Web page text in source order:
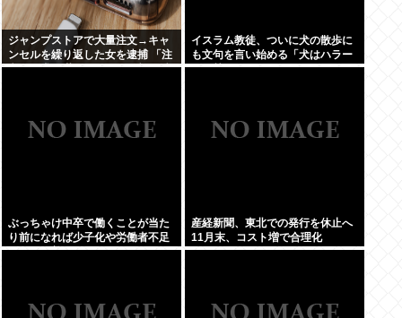
ジャンプストアで大量注文→キャ
ンセルを繰り返した女を逮捕 「注
文で欲求が満たされた」総額43億
イスラム教徒、ついに犬の散歩に
も文句を言い始める「犬はハラー
ム（禁忌）だ」
ぶっちゃけ中卒で働くことが当た
り前になれば少子化や労働者不足
問題は改善するよな
産経新聞、東北での発行を休止へ
11月末、コスト増で合理化